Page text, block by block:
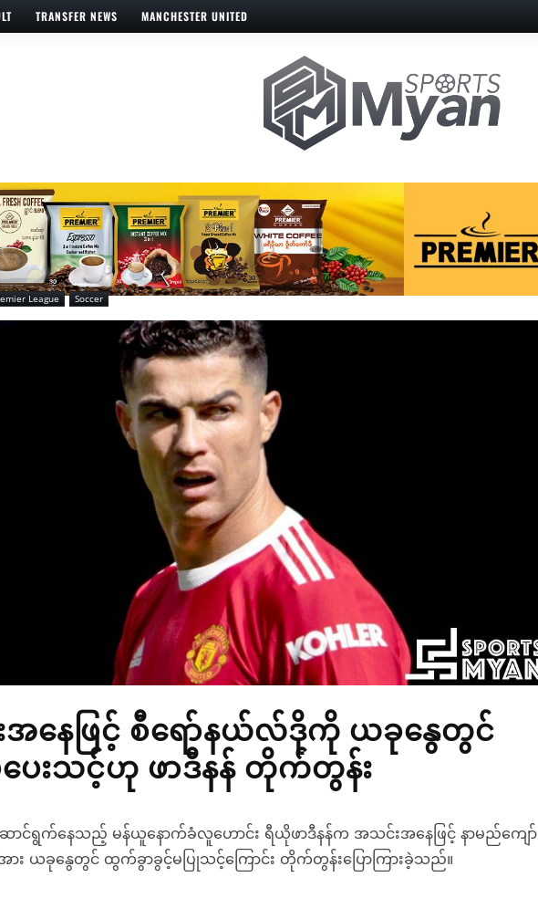
TRANSFER NEWS MANCHESTER UNITED
League Soccer
နေဖြင့် စီရော်နယ်လ်ဒိုကို ယခုနွေတွင်
ေးသင့်ဟု ဖာဒီနန် တိုက်တွန်း
ာင်ရွက်နေသည့် မန်ယူနောက်ခံလူဟောင်း ရီယိုဖာဒီနန်က အသင်းအနေဖြင့် နာမည်ကျော်
း ယခုနွေတွင် ထွက်ခွာခွင့်မပြုသင့်ကြောင်း တိုက်တွန်းပြောကြားခဲ့သည်။